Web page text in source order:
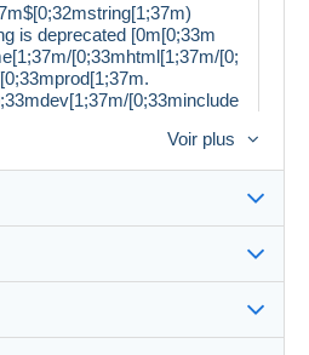
is deprecated [0m[0;33m
[0;33mhtml[1;37m/[0;
[0;33minclude
[0;33mdesc[1;37m.
42 [0m
Voir plus
99%(3845x)